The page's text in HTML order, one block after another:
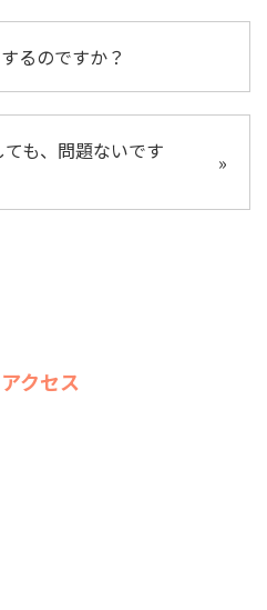
るのですか？
も、問題ないです
»
アクセス